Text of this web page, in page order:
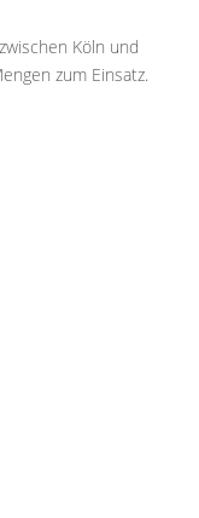
Köln und
zum Einsatz.